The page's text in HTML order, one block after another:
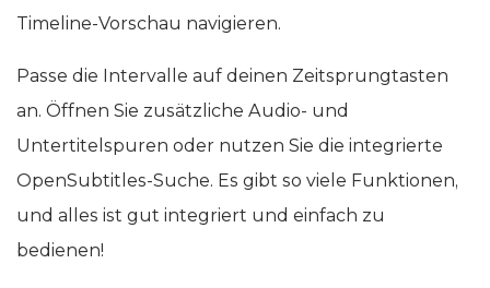
Timeline-Vorschau navigieren.
Passe die Intervalle auf deinen Zeitsprungtasten
an. Öffnen Sie zusätzliche Audio- und
Untertitelspuren oder nutzen Sie die integrierte
OpenSubtitles-Suche. Es gibt so viele Funktionen,
und alles ist gut integriert und einfach zu
bedienen!